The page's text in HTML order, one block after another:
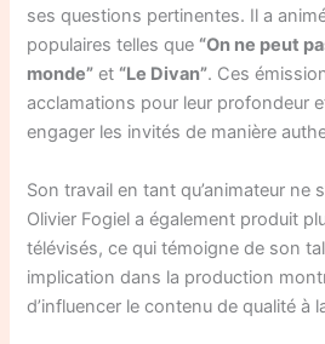
ses questions pertinentes. Il a
populaires telles que “On ne peut
monde” et “Le Divan”. Ces
acclamations pour leur profondeur
engager les invités de manière
Son travail en tant qu’animateur ne
Olivier Fogiel a également produit
télévisés, ce qui témoigne de son
implication dans la production
d’influencer le contenu de qualité à